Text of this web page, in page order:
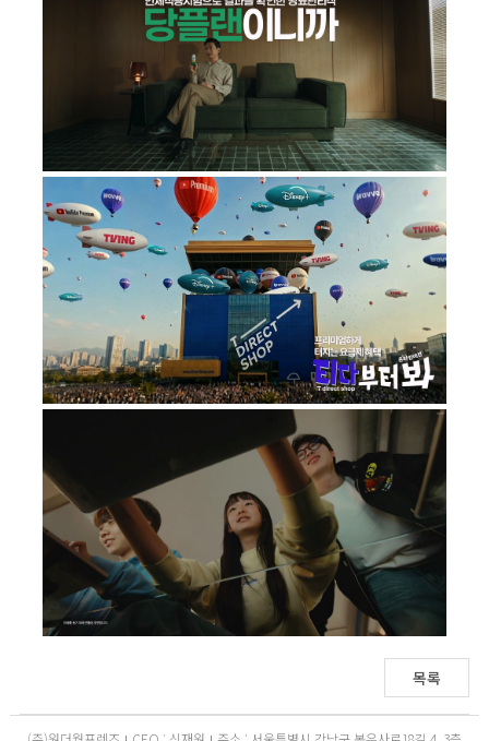
목록